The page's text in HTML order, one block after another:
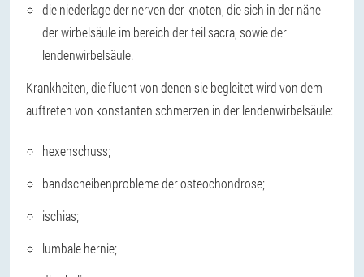
die niederlage der nerven der knoten, die sich in der nähe
der wirbelsäule im bereich der teil sacra, sowie der
lendenwirbelsäule.
Krankheiten, die flucht von denen sie begleitet wird von dem
auftreten von konstanten schmerzen in der lendenwirbelsäule:
hexenschuss;
bandscheibenprobleme der osteochondrose;
ischias;
lumbale hernie;